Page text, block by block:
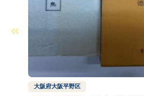
大阪府大阪平野区